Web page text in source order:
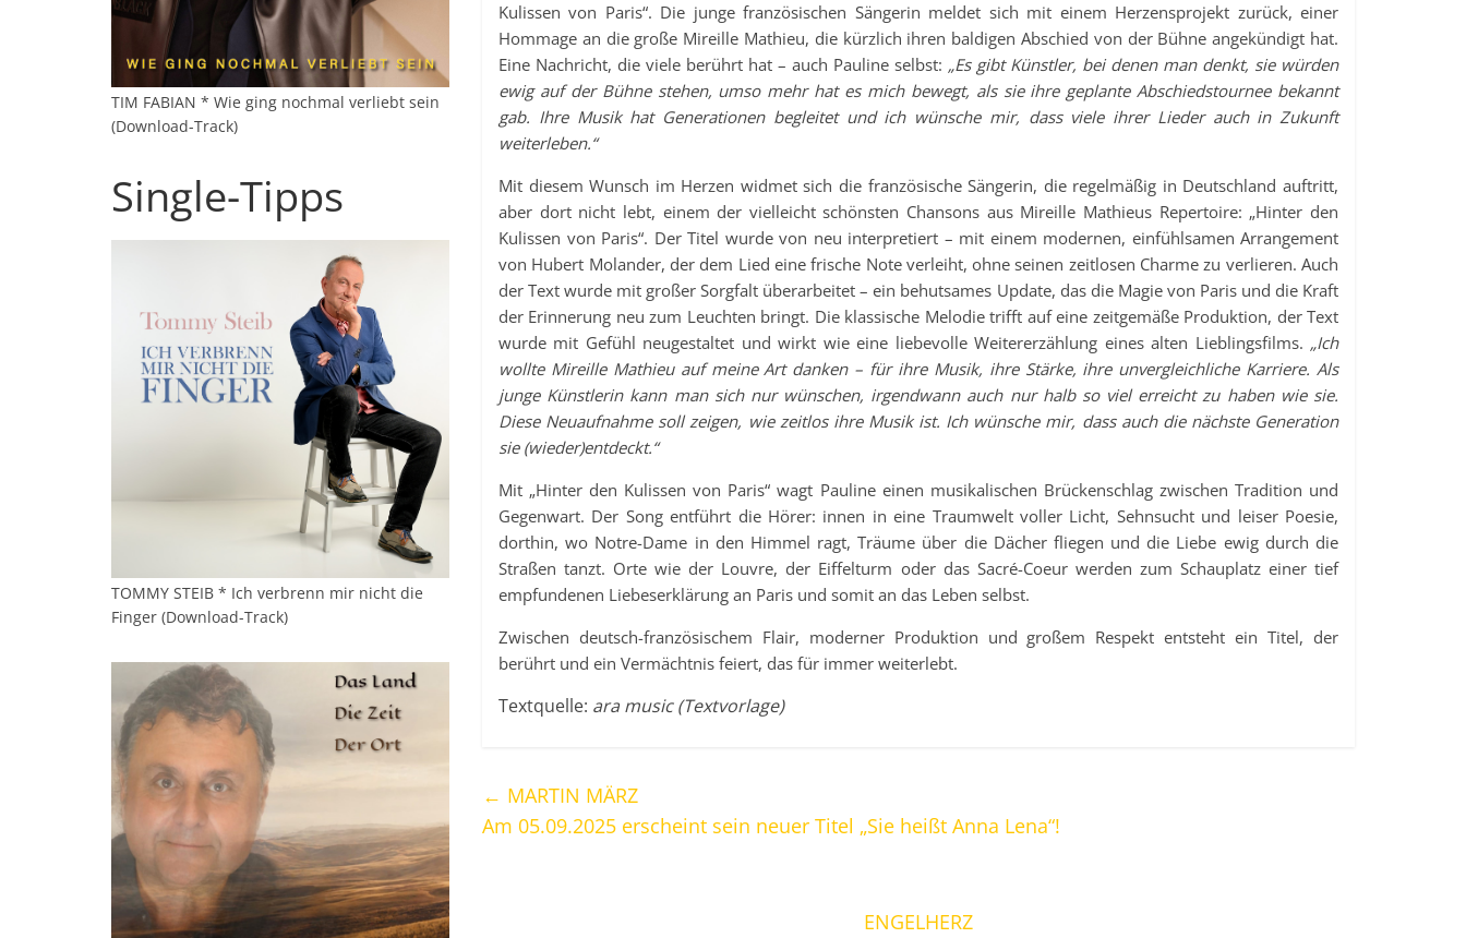
Kulissen von Paris“. Die junge französischen Sängerin meldet sich mit einem Herzensprojekt zurück, einer
Hommage an die große Mireille Mathieu, die kürzlich ihren baldigen Abschied von der Bühne angekündigt hat.
Eine Nachricht, die viele berührt hat – auch Pauline selbst: „Es gibt Künstler, bei denen man denkt, sie würden
ewig auf der Bühne stehen, umso mehr hat es mich bewegt, als sie ihre geplante Abschiedstournee bekannt
gab. Ihre Musik hat Generationen begleitet und ich wünsche mir, dass viele ihrer Lieder auch in Zukunft
weiterleben.“
Mit diesem Wunsch im Herzen widmet sich die französische Sängerin, die regelmäßig in Deutschland auftritt,
aber dort nicht lebt, einem der vielleicht schönsten Chansons aus Mireille Mathieus Repertoire: „Hinter den
Kulissen von Paris“. Der Titel wurde von neu interpretiert – mit einem modernen, einfühlsamen Arrangement
von Hubert Molander, der dem Lied eine frische Note verleiht, ohne seinen zeitlosen Charme zu verlieren. Auch
der Text wurde mit großer Sorgfalt überarbeitet – ein behutsames Update, das die Magie von Paris und die Kraft
der Erinnerung neu zum Leuchten bringt. Die klassische Melodie trifft auf eine zeitgemäße Produktion, der Text
wurde mit Gefühl neugestaltet und wirkt wie eine liebevolle Weitererzählung eines alten Lieblingsfilms. „Ich
wollte Mireille Mathieu auf meine Art danken – für ihre Musik, ihre Stärke, ihre unvergleichliche Karriere. Als
junge Künstlerin kann man sich nur wünschen, irgendwann auch nur halb so viel erreicht zu haben wie sie.
Diese Neuaufnahme soll zeigen, wie zeitlos ihre Musik ist. Ich wünsche mir, dass auch die nächste Generation
sie (wieder)entdeckt.“
Mit „Hinter den Kulissen von Paris“ wagt Pauline einen musikalischen Brückenschlag zwischen Tradition und
Gegenwart. Der Song entführt die Hörer: innen in eine Traumwelt voller Licht, Sehnsucht und leiser Poesie,
dorthin, wo Notre-Dame in den Himmel ragt, Träume über die Dächer fliegen und die Liebe ewig durch die
Straßen tanzt. Orte wie der Louvre, der Eiffelturm oder das Sacré-Coeur werden zum Schauplatz einer tief
empfundenen Liebeserklärung an Paris und somit an das Leben selbst.
Zwischen deutsch-französischem Flair, moderner Produktion und großem Respekt entsteht ein Titel, der
berührt und ein Vermächtnis feiert, das für immer weiterlebt.
Textquelle: ara music (Textvorlage)
← MARTIN MÄRZ
Am 05.09.2025 erscheint sein neuer Titel „Sie heißt Anna Lena“!
ENGELHERZ
TIM FABIAN * Wie ging nochmal verliebt sein
(Download-Track)
Single-Tipps
TOMMY STEIB * Ich verbrenn mir nicht die
Finger (Download-Track)